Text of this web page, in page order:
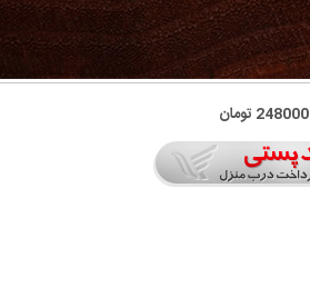
248000 تومان